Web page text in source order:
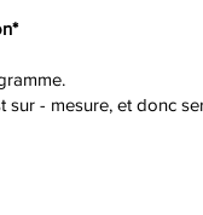
sur - mesure, et donc